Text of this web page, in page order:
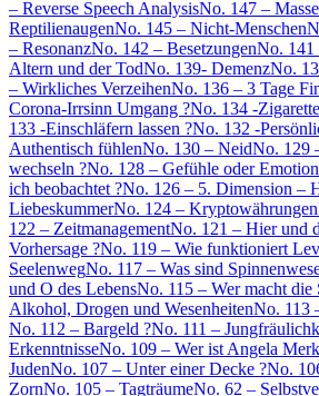
– Reverse Speech AnalysisNo. 147 –
ReptilienaugenNo. 145 – Nicht-Menschen
– ResonanzNo. 142 – BesetzungenNo. 141
Altern und der TodNo. 139- DemenzNo.
– Wirkliches VerzeihenNo. 136 – 3 Tage
Corona-Irrsinn Umgang ?No. 134 -
133 -Einschläfern lassen ?No. 132 -
Authentisch fühlenNo. 130 – NeidNo. 129
wechseln ?No. 128 – Gefühle oder
ich beobachtet ?No. 126 – 5. Dimension –
LiebeskummerNo. 124 – Kryptowährungen
122 – ZeitmanagementNo. 121 – Hier und
Vorhersage ?No. 119 – Wie funktioniert
SeelenwegNo. 117 – Was sind
und O des LebensNo. 115 – Wer macht die
Alkohol, Drogen und WesenheitenNo. 113
No. 112 – Bargeld ?No. 111 –
ErkenntnisseNo. 109 – Wer ist Angela
JudenNo. 107 – Unter einer Decke ?No.
ZornNo. 105 – TagträumeNo. 62 –